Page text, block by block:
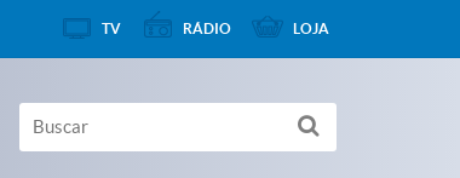
TV RÁDIO LOJA